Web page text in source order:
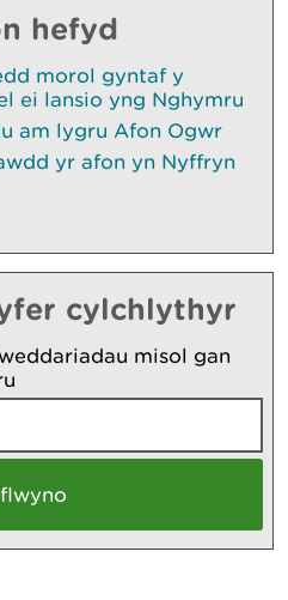
hefyd
morol gyntaf y
ei lansio yng Nghymru
am lygru Afon Ogwr
yr afon yn Nyffryn
cylchlythyr
misol gan